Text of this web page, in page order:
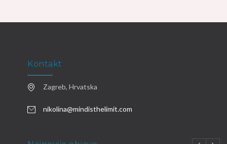
Kontakt
Zagreb, Hrvatska
nikolina@mindisthelimit.com